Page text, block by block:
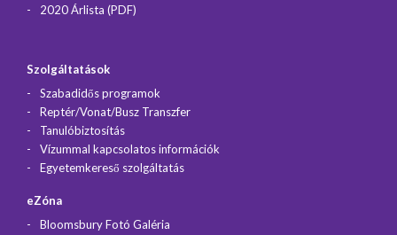
2020 Árlista (PDF)
Szolgáltatások
Szabadidős programok
Reptér/Vonat/Busz Transzfer
Tanulóbiztosítás
Vízummal kapcsolatos információk
Egyetemkereső szolgáltatás
eZóna
Bloomsbury Fotó Galéria